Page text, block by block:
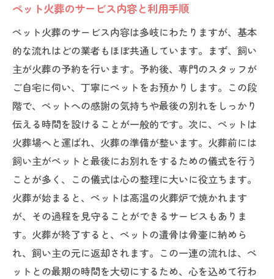
ペット火葬を経て思い出を形にする
ペット火葬で思い出を心に刻むためのヒン
ト
思い出を共有することで心に残るお別れを
ペット火葬の経験を思い出として活かす
ペット火葬のセレモニーで心を浄化する方法
ペット火葬セレモニーの選び方とその効果
心を浄化するためのペット火葬の儀式
ペット火葬セレモニーの流れと参加方法
ペット火葬で心を浄化するための環境づく
り
ペット火葬セレモニーでの感謝と祈り
ペット火葬で心を癒すためのセレモニーの
ペット火葬のサービス内容と利用手順
ペット火葬のサービス内容は多岐にわたりますが、基本
的な流れはどの業者もほぼ共通しています。まず、飼い
主が火葬の予約を行います。予約後、専門のスタッフが
ご自宅に伺い、丁寧にペットをお預かりします。この段
階で、ペットへの感謝の気持ちや最後の別れをしっかり
伝える時間を設けることが一般的です。次に、ペットは
火葬場へと運ばれ、火葬の準備が整います。火葬前には
飼い主がペットと最後にお別れをするための儀式を行う
ことが多く、この儀式は心の整理に大いに役立ちます。
火葬が始まると、ペットは高温の火葬炉で焼かれます
が、その過程を見守ることができるサービスもありま
す。火葬が終了すると、ペットの遺骨は骨壷に納めら
れ、飼い主の元に返却されます。この一連の流れは、ペ
ットとの最期の時間を大切にするため、心を込めて行わ